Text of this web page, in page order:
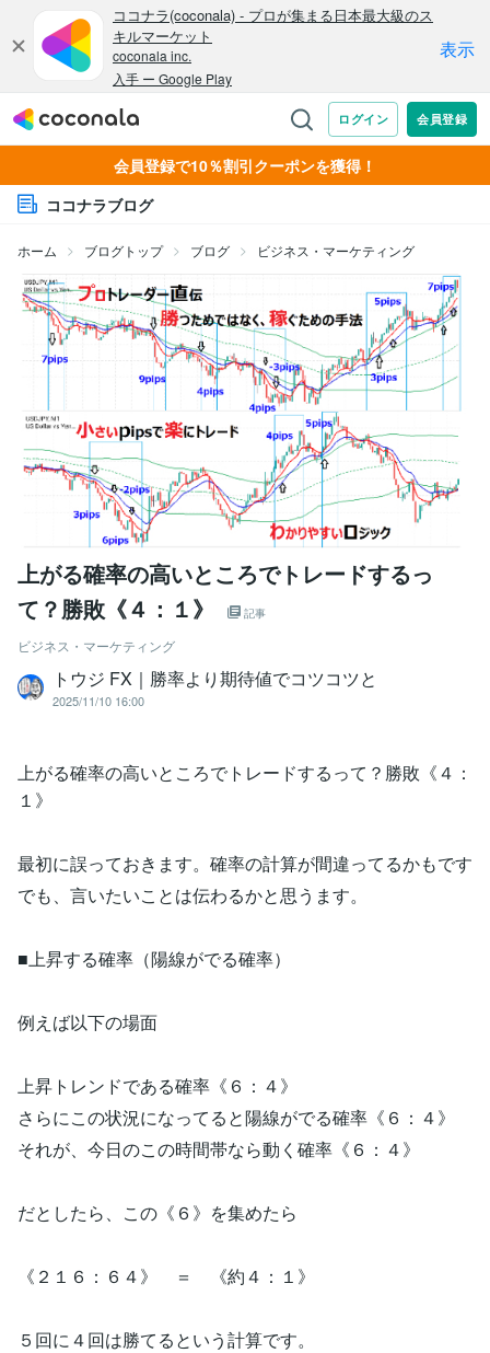
会員登録で10％割引クーポンを獲得！
ココナラブログ
ホーム ブログトップ ブログ ビジネス・マーケティング
上がる確率の高いところでトレードするっ
て？勝敗《４：１》
記事
ビジネス・マーケティング
トウジ FX｜勝率より期待値でコツコツと
2025/11/10 16:00
上がる確率の高いところでトレードするって？勝敗《４：
１》
最初に誤っておきます。確率の計算が間違ってるかもです
でも、言いたいことは伝わるかと思うます。
■上昇する確率（陽線がでる確率）
例えば以下の場面
上昇トレンドである確率《６：４》
さらにこの状況になってると陽線がでる確率《６：４》
それが、今日のこの時間帯なら動く確率《６：４》
だとしたら、この《６》を集めたら
《２１６：６４》 ＝ 《約４：１》
５回に４回は勝てるという計算です。